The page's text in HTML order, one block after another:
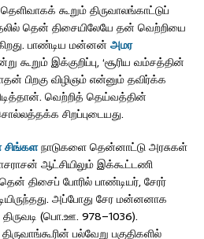
கூறும் திருவாலங்காட்டுப்
தென் திசையிலேயே தன் வெற்றியை
பாண்டிய மன்னன் அமர
கூறும் இக்குறிப்பு, ‘சூரிய வம்சத்தின்
பிறகு விழிஞம் என்னும் தவிர்க்க
வெற்றித் தெய்வத்தின்
சிறப்புடையது.
சிங்களநாடுகளை தென்னாட்டு அரசுகள்
ஆட்சியிலும் இக்கூட்டணி
திசைப் போரில் பாண்டியர், சேரர்
அப்போது சேர மன்னனாக
(பொ.ஊ. 978–1036).
பல்வேறு பகுதிகளில்